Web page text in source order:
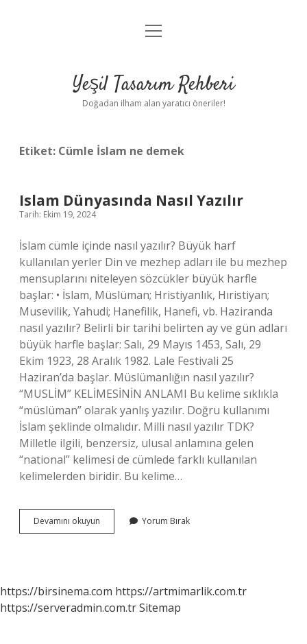
Anasayfa
Yasal Uyarı
menüyü
Yeşil Tasarım Rehberi
Doğadan ilham alan yaratıcı öneriler!
Etiket: Cümle İslam ne demek
Islam Dünyasında Nasıl Yazılır
Tarih: Ekim 19, 2024
İslam cümle içinde nasıl yazılır? Büyük harf
kullanılan yerler Din ve mezhep adları ile bu mezhep
mensuplarını niteleyen sözcükler büyük harfle
başlar: • İslam, Müslüman; Hristiyanlık, Hıristiyan;
Musevilik, Yahudi; Hanefilik, Hanefi, vb. Haziranda
nasıl yazılır? Belirli bir tarihi belirten ay ve gün adları
büyük harfle başlar: Salı, 29 Mayıs 1453, Salı, 29
Ekim 1923, 28 Aralık 1982. Lale Festivali 25
Haziran’da başlar. Müslümanlığın nasıl yazılır?
“MUSLİM” KELİMESİNİN ANLAMI Bu kelime sıklıkla
“müslüman” olarak yanlış yazılır. Doğru kullanımı
İslam şeklinde olmalıdır. Milli nasıl yazılır TDK?
Milletle ilgili, benzersiz, ulusal anlamına gelen
“national” kelimesi de cümlede farklı kullanılan
kelimelerden biridir. Bu kelime…
Devamını okuyun
Dünyasında
Yorum Bırak
https://birsinema.com https://artmimarlik.com.tr
https://serveradmin.com.trSitemap